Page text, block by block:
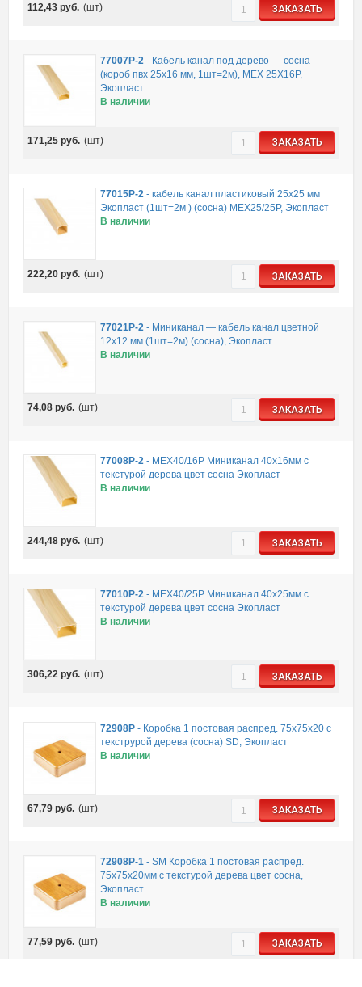
112,43 руб. (шт) ЗАКАЗАТЬ
77007P-2- Кабель канал под дерево — сосна
(короб пвх 25х16 мм, 1шт=2м), MEX 25Х16Р,
Экопласт
В наличии
171,25 руб. (шт) ЗАКАЗАТЬ
77015P-2- кабель канал пластиковый 25х25 мм
Экопласт (1шт=2м ) (сосна) MEX25/25P, Экопласт
В наличии
222,20 руб. (шт) ЗАКАЗАТЬ
77021P-2- Миниканал — кабель канал цветной
12х12 мм (1шт=2м) (сосна), Экопласт
В наличии
74,08 руб. (шт) ЗАКАЗАТЬ
77008P-2- MEX40/16Р Миниканал 40х16мм с
текстурой дерева цвет сосна Экопласт
В наличии
244,48 руб. (шт) ЗАКАЗАТЬ
77010P-2- MEX40/25Р Миниканал 40х25мм с
текстурой дерева цвет сосна Экопласт
В наличии
306,22 руб. (шт) ЗАКАЗАТЬ
72908P- Коробка 1 постовая распред. 75х75х20 c
текструрой дерева (сосна) SD, Экопласт
В наличии
67,79 руб. (шт) ЗАКАЗАТЬ
72908P-1 - SM Коробка 1 постовая распред.
75х75х20мм c текстурой дерева цвет сосна,
Экопласт
В наличии
77,59 руб. (шт) ЗАКАЗАТЬ